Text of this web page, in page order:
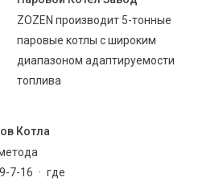
ZOZEN производит 5-тонные
паровые котлы с широким
диапазоном адаптируемости
топлива
Котла
7-16 · где